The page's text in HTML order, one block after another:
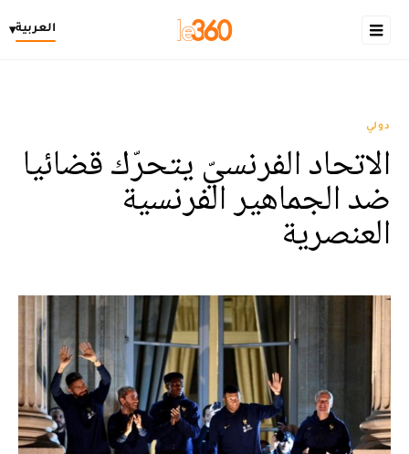
العربية▾
دولي
الاتحاد الفرنسيّ يتحرّك قضائيا
ضد الجماهير الفرنسية
العنصرية